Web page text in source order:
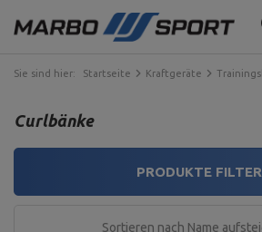
Sie sind hier: Startseite Kraftgeräte
Curlbänke
Sortieren nach Name
PRODUKTE